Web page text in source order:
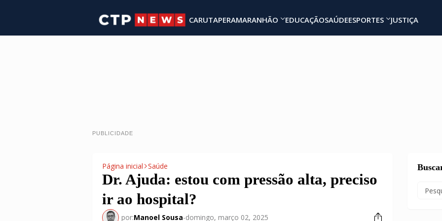
CARUTAPERAMARANHÃO EDUCAÇÃOSAÚDEESPORTES JUSTIÇA
PUBLICIDADE
Página inicial Saúde
Dr. Ajuda: estou com pressão alta, preciso
ir ao hospital?
por:Manoel Sousa-domingo, março 02, 2025